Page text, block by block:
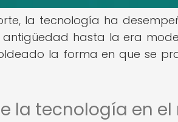
la tecnología ha
antigüedad hasta la era
la forma en que se
la tecnología en